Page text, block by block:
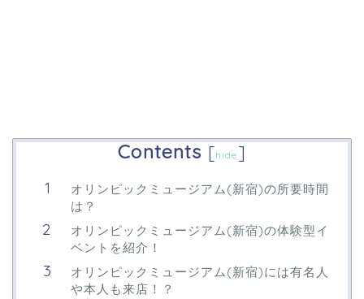
Contents [hide ]
オリンピックミュージアム(新宿)の所要時間
は？
オリンピックミュージアム(新宿)の体験型イ
ベントを紹介！
オリンピックミュージアム(新宿)には有名人
や本人も来店！？